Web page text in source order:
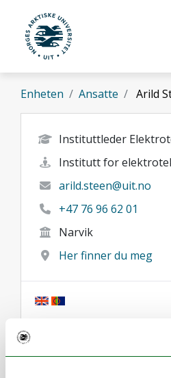
Gå til hovedinnhold
UiT Norges arktiske
Enheten Ansatte Arild
Instituttleder
Institutt for
arild.steen@uit.no
+47 76 96 62 01
Narvik
Her finner du meg
Om
Forskning og